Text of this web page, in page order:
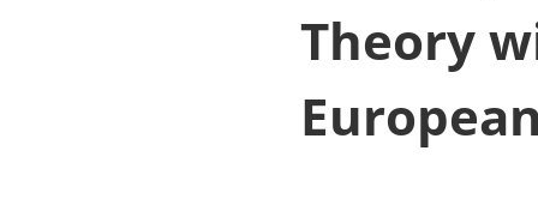
Theory